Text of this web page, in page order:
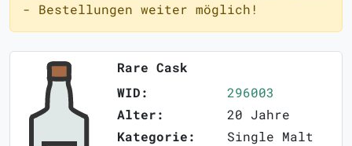
- Bestellungen weiter möglich!
Rare Cask
WID:
296003
Alter:
20 Jahre
Kategorie:
Single Malt